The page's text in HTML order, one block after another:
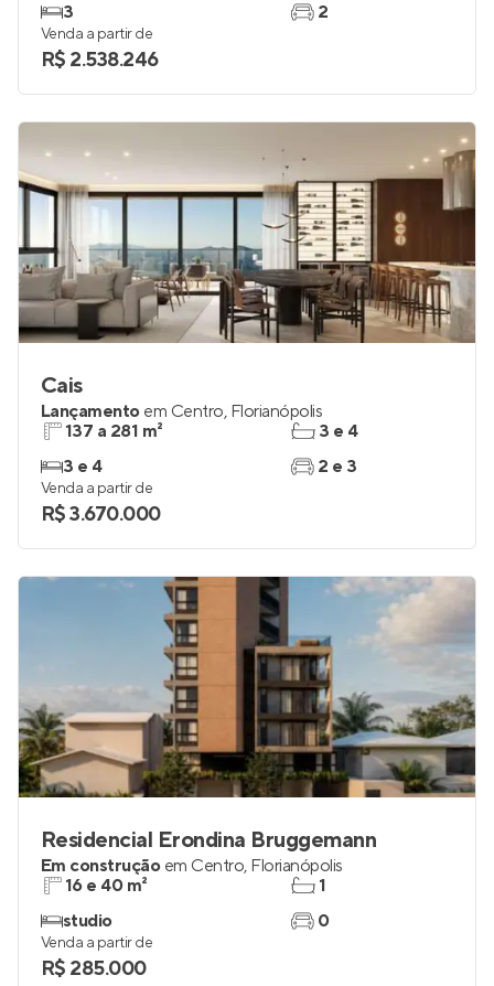
3
2
Venda a partir de
R$ 2.538.246
Cais
Lançamento em Centro, Florianópolis
137 a 281 m²
3 e 4
3 e 4
2 e 3
Venda a partir de
R$ 3.670.000
Residencial Erondina Bruggemann
Em construção em Centro, Florianópolis
16 e 40 m²
studio
1
0
Venda a partir de
R$ 285.000